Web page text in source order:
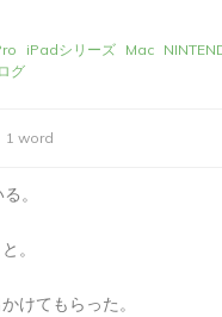
iPadシリーズ Mac
グ
1 word
。
。
けてもらった。